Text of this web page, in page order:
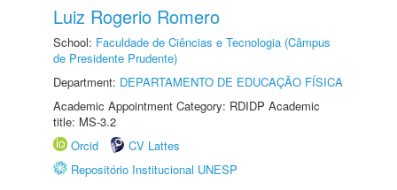
Luiz Rogerio Romero
School: Faculdade de Ciências e Tecnologia (Câmpus
de Presidente Prudente)
Department: DEPARTAMENTO DE EDUCAÇÃO FÍSICA
Academic Appointment Category: RDIDP Academic
title: MS-3.2
Orcid
CV Lattes
Repositório Institucional UNESP